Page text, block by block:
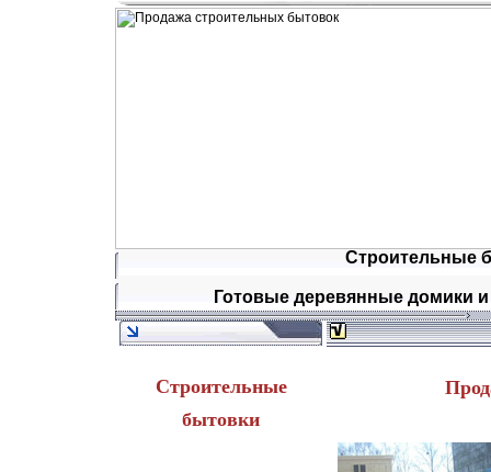
Строительные
Готовые деревянные домики
Строительные
бытовки